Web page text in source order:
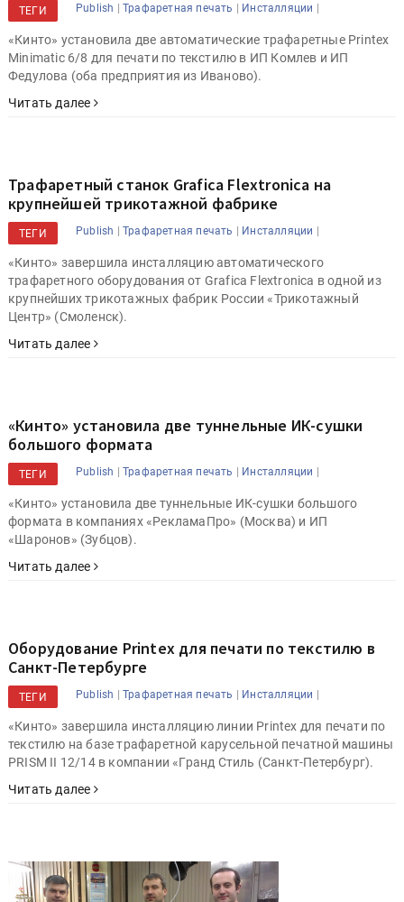
ТЕГИ Publish |Трафаретная печать | Инсталляции |
«Кинто» установила две автоматические трафаретные Printex
Minimatic 6/8 для печати по текстилю в ИП Комлев и ИП
Федулова (оба предприятия из Иваново).
Читать далее
Трафаретный станок Grafica Flextronica на
крупнейшей трикотажной фабрике
ТЕГИ Publish |Трафаретная печать | Инсталляции |
«Кинто» завершила инсталляцию автоматического
трафаретного оборудования от Grafica Flextronica в одной из
крупнейших трикотажных фабрик России «Трикотажный
Центр» (Смоленск).
Читать далее
«Кинто» установила две туннельные ИК-сушки
большого формата
ТЕГИ Publish |Трафаретная печать | Инсталляции |
«Кинто» установила две туннельные ИК-сушки большого
формата в компаниях «РекламаПро» (Москва) и ИП
«Шаронов» (Зубцов).
Читать далее
Оборудование Printex для печати по текстилю в
Санкт-Петербурге
ТЕГИ Publish |Трафаретная печать | Инсталляции |
«Кинто» завершила инсталляцию линии Printex для печати по
текстилю на базе трафаретной карусельной печатной машины
PRISM II 12/14 в компании «Гранд Стиль (Санкт-Петербург).
Читать далее